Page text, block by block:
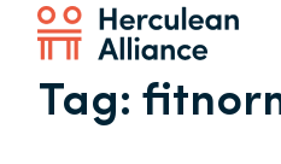
Tag: